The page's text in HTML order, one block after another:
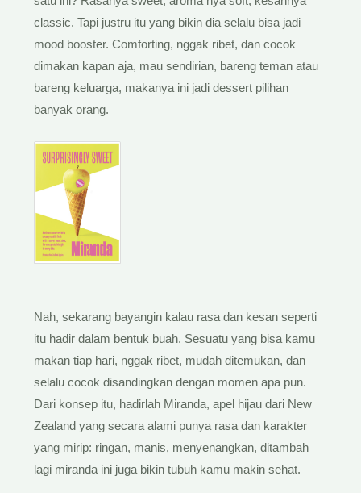
classic. Tapi justru itu yang bikin dia selalu bisa jadi
mood booster. Comforting, nggak ribet, dan cocok
dimakan kapan aja, mau sendirian, bareng teman atau
bareng keluarga, makanya ini jadi dessert pilihan
banyak orang.
Nah, sekarang bayangin kalau rasa dan kesan seperti
itu hadir dalam bentuk buah. Sesuatu yang bisa kamu
makan tiap hari, nggak ribet, mudah ditemukan, dan
selalu cocok disandingkan dengan momen apa pun.
Dari konsep itu, hadirlah Miranda, apel hijau dari New
Zealand yang secara alami punya rasa dan karakter
yang mirip: ringan, manis, menyenangkan, ditambah
lagi miranda ini juga bikin tubuh kamu makin sehat.